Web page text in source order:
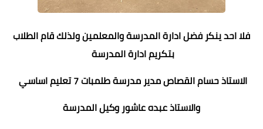
فلا احد ينكر فضل ادارة المدرسة والمعلمين ولذلك قام الطلاب
بتكريم ادارة المدرسة
الاستاذ حسام القصاص مدير مدرسة طلمبات 7 تعليم اساسي
والاستاذ عبده عاشور وكيل المدرسة